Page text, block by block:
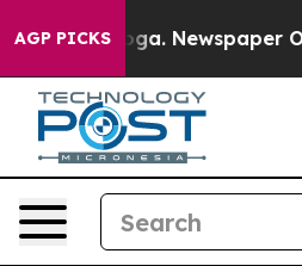
AGP PICKSNewspaper Owner